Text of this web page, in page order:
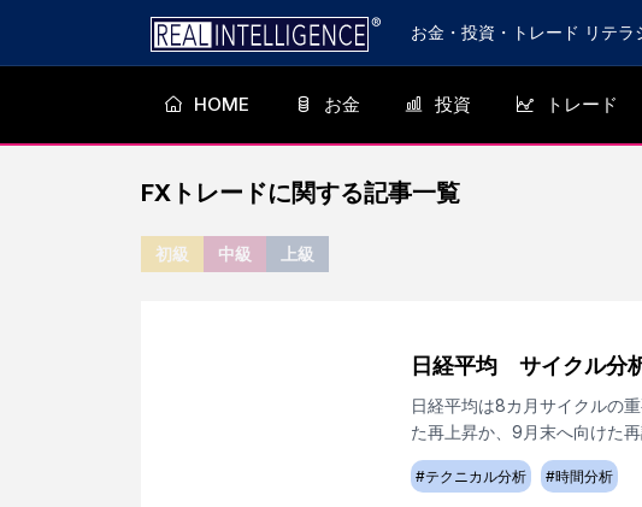
お金・投資・トレード リテラ
HOME お金 投資 トレード
FXトレードに関する記事一覧
初級 中級 上級
日経平均 サイクル分
日経平均は8カ月サイクルの
た再上昇か、9月末へ向けた再
#テクニカル分析 #時間分析